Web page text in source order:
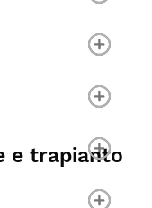
e trapianto